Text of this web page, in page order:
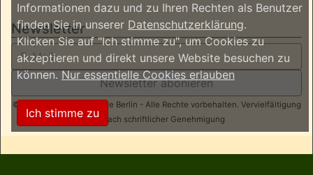
Newsletter
Newsletter abonieren
© 2026 ReggaeInBerlin.de Berlin - Alle Rechte vorbehalten. Vervielfältigung
nur nach schriftlicher Genehmigung
Informationen dazu und zu Ihren Rechten als Benutzer
finden Sie in unserer Datenschutzerklärung.
Klicken Sie auf "Ich stimme zu", um Cookies zu
akzeptieren und direkt unsere Website besuchen zu
können.Nur essentielle Cookies erlauben
Ich stimme zu